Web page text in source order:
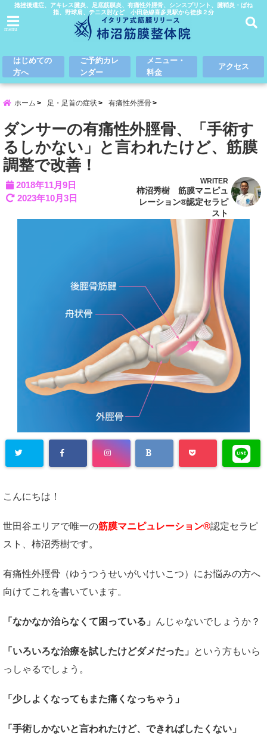
捻挫後遺症、アキレス腱炎、足底筋膜炎、有痛性外脛骨、シンスプリント、腱鞘炎・ばね
指、野球肩、テニス肘など 小田急線喜多見駅から徒歩２分
menu
はじめての
方へ
ご予約カレ
ンダー
メニュー・
料金
アクセス
ホーム 足・足首の症状 有痛性外脛骨
ダンサーの有痛性外脛骨、「手術す
るしかない」と言われたけど、筋膜
調整で改善！
2018年11月9日
2023年10月3日
WRITER
柿沼秀樹 筋膜マニピュ
レーション®認定セラピ
スト
こんにちは！
世田谷エリアで唯一の筋膜マニピュレーション®認定セラピ
スト、柿沼秀樹です。
有痛性外脛骨（ゆうつうせいがいけいこつ）にお悩みの方へ
向けてこれを書いています。
「なかなか治らなくて困っている」 んじゃないでしょうか？
「いろいろな治療を試したけどダメだった」
という方もいら
っしゃるでしょう。
「少しよくなってもまた痛くなっちゃう」
「手術しかないと言われたけど、できればしたくない」